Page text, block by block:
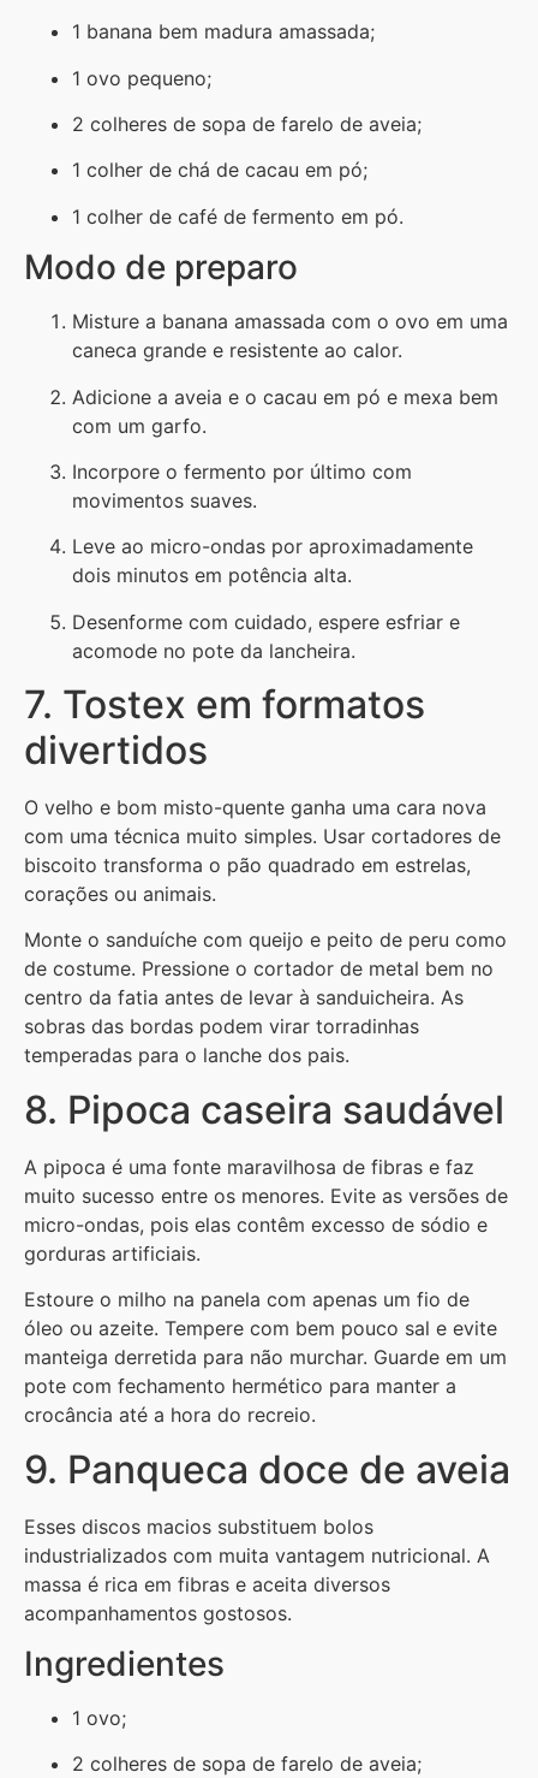
1 banana bem madura amassada;
1 ovo pequeno;
2 colheres de sopa de farelo de aveia;
1 colher de chá de cacau em pó;
1 colher de café de fermento em pó.
Modo de preparo
Misture a banana amassada com o ovo em uma
caneca grande e resistente ao calor.
Adicione a aveia e o cacau em pó e mexa bem
com um garfo.
Incorpore o fermento por último com
movimentos suaves.
Leve ao micro-ondas por aproximadamente
dois minutos em potência alta.
Desenforme com cuidado, espere esfriar e
acomode no pote da lancheira.
7. Tostex em formatos
divertidos
O velho e bom misto-quente ganha uma cara nova
com uma técnica muito simples. Usar cortadores de
biscoito transforma o pão quadrado em estrelas,
corações ou animais.
Monte o sanduíche com queijo e peito de peru como
de costume. Pressione o cortador de metal bem no
centro da fatia antes de levar à sanduicheira. As
sobras das bordas podem virar torradinhas
temperadas para o lanche dos pais.
8. Pipoca caseira saudável
A pipoca é uma fonte maravilhosa de fibras e faz
muito sucesso entre os menores. Evite as versões de
micro-ondas, pois elas contêm excesso de sódio e
gorduras artificiais.
Estoure o milho na panela com apenas um fio de
óleo ou azeite. Tempere com bem pouco sal e evite
manteiga derretida para não murchar. Guarde em um
pote com fechamento hermético para manter a
crocância até a hora do recreio.
9. Panqueca doce de aveia
Esses discos macios substituem bolos
industrializados com muita vantagem nutricional. A
massa é rica em fibras e aceita diversos
acompanhamentos gostosos.
Ingredientes
1 ovo;
2 colheres de sopa de farelo de aveia;